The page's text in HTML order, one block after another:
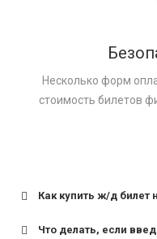
Несколько форм
стоимость билетов
Как купить ж/д билет
Что делать, если